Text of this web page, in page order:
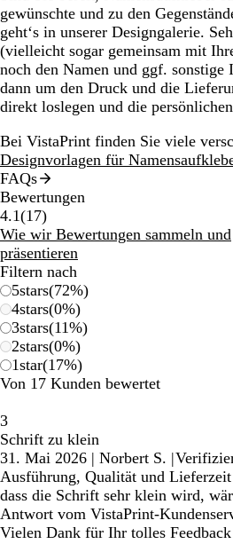
gewünschte und zu den
geht‘s in unserer Designgalerie.
(vielleicht sogar gemeinsam mit
noch den Namen und ggf.
dann um den Druck und die
direkt loslegen und die
Bei VistaPrint finden Sie viele
Designvorlagen für
FAQs
Bewertungen
4.1(1717
Bewertungen
)
Wie wir Bewertungen sammeln und
präsentieren
Filtern nach
5stars(72%)
4stars(0%)
3stars(11%)
2stars(0%)
1star(17%)
Von 17 Kunden bewertet
3
Schrift zu klein
31. Mai 2026 | Norbert S. |
Ausführung, Qualität und
dass die Schrift sehr klein wird,
Antwort vom VistaPrint-
Vielen Dank für Ihr tolles